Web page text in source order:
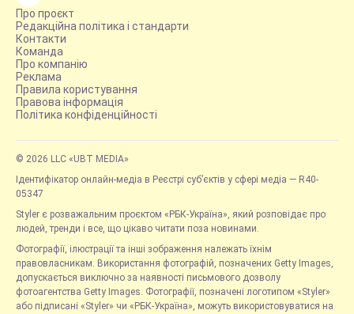
Про проєкт
Редакційна політика і стандарти
Контакти
Команда
Про компанію
Реклама
Правила користування
Правова інформація
Політика конфіденційності
© 2026 LLC «UBT MEDIA»
Ідентифікатор онлайн-медіа в Реєстрі суб’єктів у сфері медіа — R40-
05347
Styler є розважальним проєктом «РБК-Україна», який розповідає про
людей, тренди і все, що цікаво читати поза новинами.
Фотографії, ілюстрації та інші зображення належать їхнім
правовласникам. Використання фотографій, позначених Getty Images,
допускається виключно за наявності письмового дозволу
фотоагентства Getty Images. Фотографії, позначені логотипом «Styler»
або підписані «Styler» чи «РБК-Україна», можуть використовуватися на